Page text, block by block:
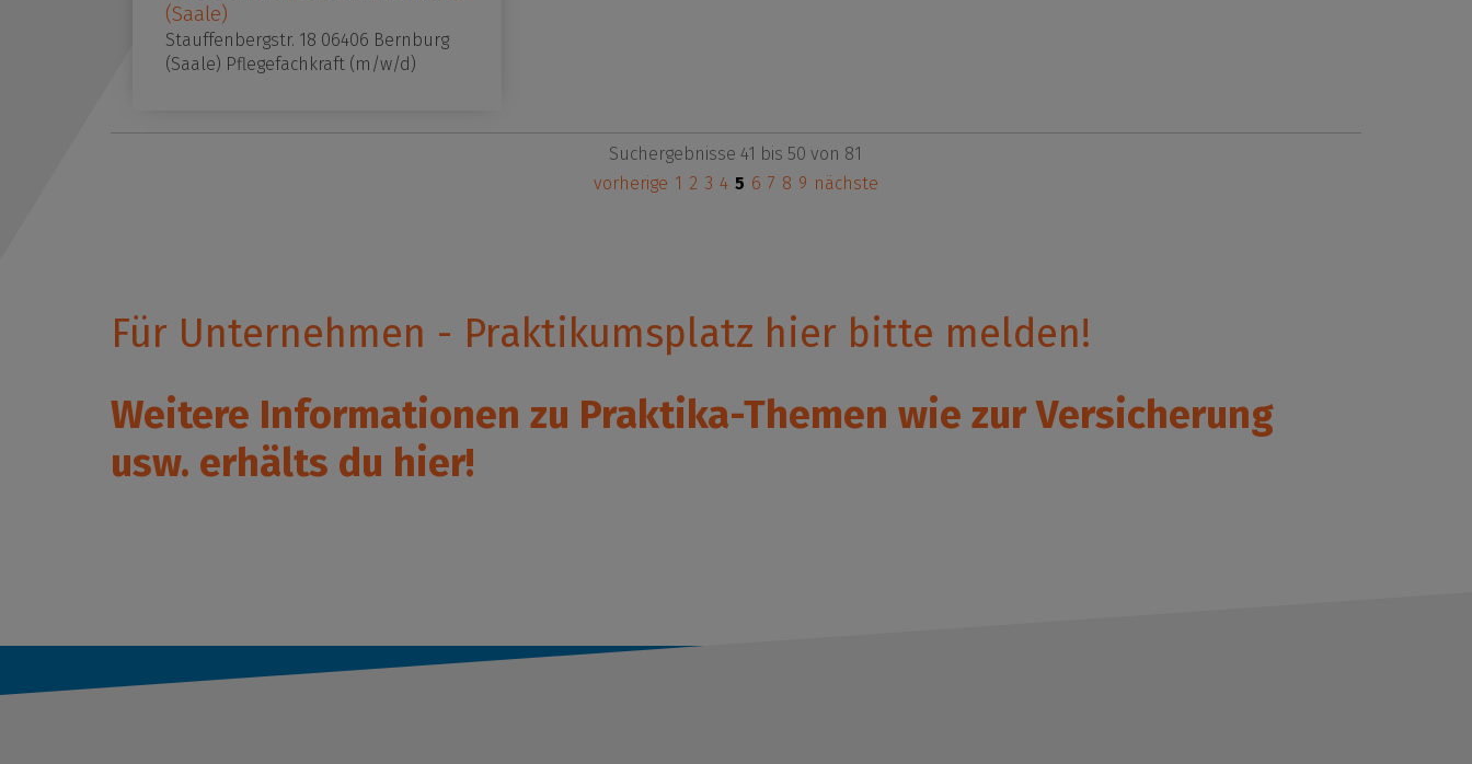
(Saale)
Stauffenbergstr. 18 06406 Bernburg
(Saale) Pflegefachkraft (m/w/d)
Suchergebnisse 41 bis 50 von 81
vorherige 1 2 3 4 5 6 7 8 9 nächste
Für Unternehmen - Praktikumsplatz hier bitte melden!
Weitere Informationen zu Praktika-Themen wie zur Versicherung
usw. erhälts du hier!